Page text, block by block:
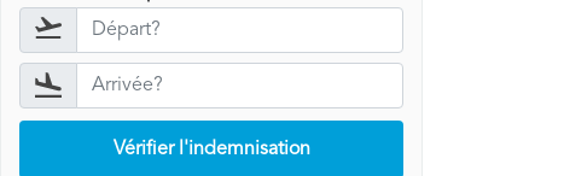
Vérifier l'indemnisation